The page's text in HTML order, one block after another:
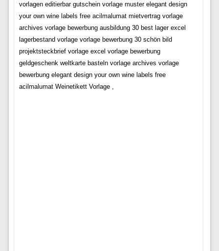
vorlagen editierbar gutschein vorlage muster elegant design
your own wine labels free acilmalumat mietvertrag vorlage
archives vorlage bewerbung ausbildung 30 best lager excel
lagerbestand vorlage vorlage bewerbung 30 schön bild
projektsteckbrief vorlage excel vorlage bewerbung
geldgeschenk weltkarte basteln vorlage archives vorlage
bewerbung elegant design your own wine labels free
acilmalumat Weinetikett Vorlage ,